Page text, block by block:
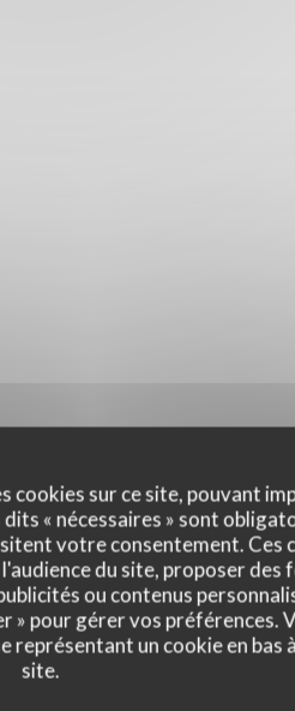
sur ce site, pouvant
« nécessaires » sont
votre consentement. Ces
du site, proposer des
ou contenus
» pour gérer vos préférences.
un cookie en bas
site.